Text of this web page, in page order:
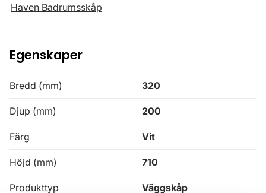
Haven Badrumsskåp
Egenskaper
Bredd (mm) 320
Djup (mm) 200
Färg Vit
Höjd (mm) 710
Produkttyp Väggskåp